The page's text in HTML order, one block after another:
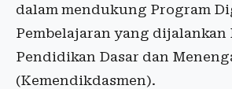
dalam mendukung Program
Pembelajaran yang dijalankan
Pendidikan Dasar dan
(Kemendikdasmen).